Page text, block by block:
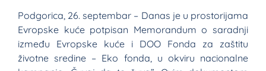
Podgorica, 26. septembar – Danas je u prostorijama
Evropske kuće potpisan Memorandum o saradnji
između Evropske kuće i DOO Fonda za zaštitu
životne sredine – Eko fonda, u okviru nacionalne